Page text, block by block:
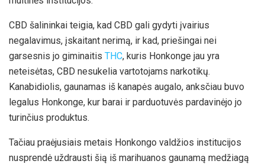
CBD šalininkai teigia, kad CBD gali gydyti įvairius
negalavimus, įskaitant nerimą, ir kad, priešingai nei
garsesnis jo giminaitis THC, kuris Honkonge jau yra
neteisėtas, CBD nesukelia vartotojams narkotikų.
Kanabidiolis, gaunamas iš kanapės augalo, anksčiau buvo
legalus Honkonge, kur barai ir parduotuvės pardavinėjo jo
turinčius produktus.
Tačiau praėjusiais metais Honkongo valdžios institucijos
nusprendė uždrausti šią iš marihuanos gaunamą medžiagą